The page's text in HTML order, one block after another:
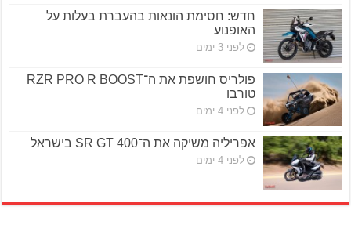
חדש: חסימת הונאות בהעברת בעלות על
האופנוע
לפני 3 ימים
פולריס חושפת את ה־RZR PRO R BOOST
טורבו
לפני 4 ימים
אפריליה משיקה את ה־SR GT 400 בישראל
לפני 4 ימים